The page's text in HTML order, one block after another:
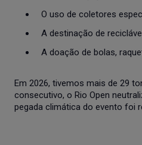
O uso de coletores
A destinação de
A doação de bolas,
Em 2026, tivemos mais de 29
consecutivo, o Rio Open
pegada climática do evento foi